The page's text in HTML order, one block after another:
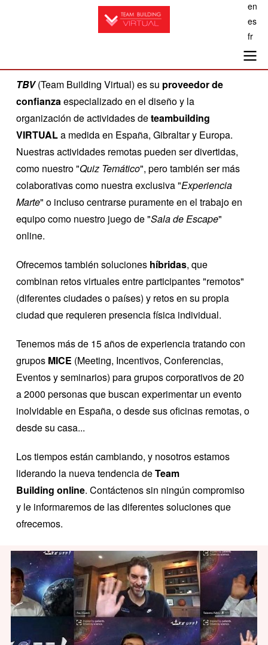
en
es
fr
Main
navigation
TBV(Team Building Virtual) es su proveedor de
confianzaespecializado en el diseño y la
organización de actividades deteambuilding
VIRTUALa medida en España, Gibraltar y Europa.
Nuestras actividades remotas pueden ser divertidas,
como nuestro "Quiz Temático", pero también ser más
colaborativas como nuestra exclusiva "Experiencia
Marte" o incluso centrarse puramente en el trabajo en
equipo como nuestro juego de "Sala de Escape"
online.
Ofrecemos también soluciones híbridas, que
combinan retos virtuales entre participantes "remotos"
(diferentes ciudades o países) y retos en su propia
ciudad que requieren presencia física individual.
Tenemos más de 15 años de experiencia tratando con
grupos MICE (Meeting, Incentivos, Conferencias,
Eventos y seminarios) para grupos corporativos de 20
a 2000 personas que buscan experimentar un evento
inolvidable en España, o desde sus oficinas remotas, o
desde su casa...
Los tiempos están cambiando, y nosotros estamos
liderando la nueva tendencia deTeam
Building online. Contáctenos sin ningún compromiso
y le informaremos de las diferentes soluciones que
ofrecemos.